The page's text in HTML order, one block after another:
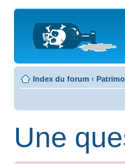
Index du forum ‹
Une